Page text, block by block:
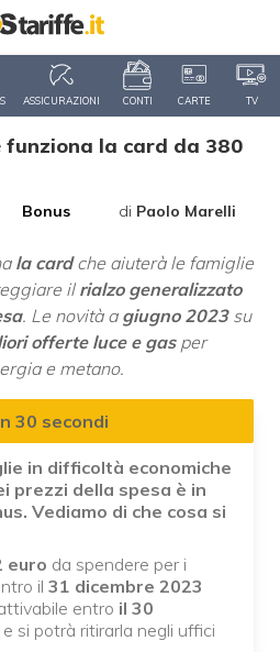
ASSICURAZIONI CONTI CARTE TV
funziona la card da 380
Bonus di Paolo Marelli
la cardche aiuterà le famiglie
il rialzo generalizzato
. Le novità a giugno 2023su
offerte luce e gasper
e metano.
30 secondi
in difficoltà economiche
prezzi della spesa è in
Vediamo di che cosa si
euro da spendere per i
il 31 dicembre 2023
entro il 30
e si potrà ritirarla negli uffici